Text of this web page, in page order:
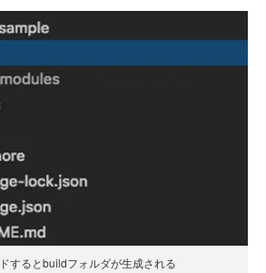
するとbuildフォルダが生成される